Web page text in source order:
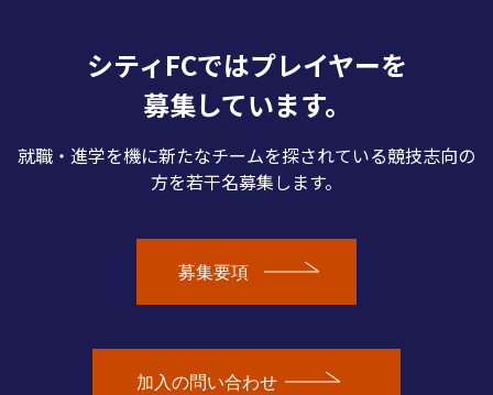
シティFCではプレイヤーを
募集しています。
就職・進学を機に新たなチームを探されている競技志向の
方を若干名募集します。
募集要項
加入の問い合わせ